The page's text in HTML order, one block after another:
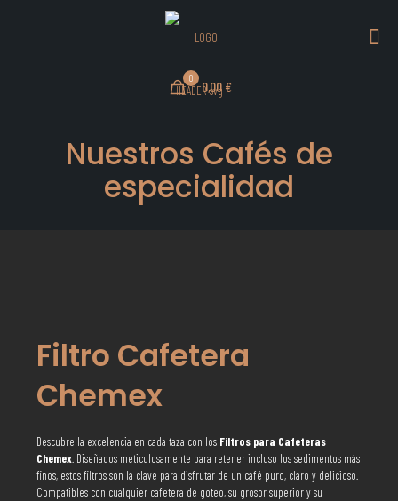
0
0,00 €
Nuestros Cafés de
especialidad
Filtro Cafetera
Chemex
Descubre la excelencia en cada taza con los Filtros para Cafeteras
Chemex. Diseñados meticulosamente para retener incluso los sedimentos más
finos, estos filtros son la clave para disfrutar de un café puro, claro y delicioso.
Compatibles con cualquier cafetera de goteo, su grosor superior y su